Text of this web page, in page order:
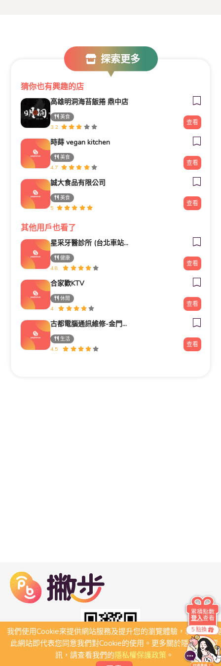
探索更多
猜你也有興趣的店
高雄明洞海苔飯捲 鼎中店
美食
3.2
查看
時蒔 vegan kitchen
美食
4.7
查看
誠大食品有限公司
美食
5
查看
其他用戶也看了
星采牙醫診所 (台北車站館前)
健康
4.8
查看
合家歡KTV
休閒
4
查看
古都電腦通訊維修-金門電腦筆電維修/安裝/重灌/資料救援/電腦零件推薦
生活
4.5
查看
我們使用Cookie來提供網站服務及提升您的瀏覽體驗，若繼續瀏
此網站即代表您同意我們對Cookie的使用。更多關於隱私保護資
訊，請查看我們的隱私權保護政策。
5 點換
累積點數
登入查看